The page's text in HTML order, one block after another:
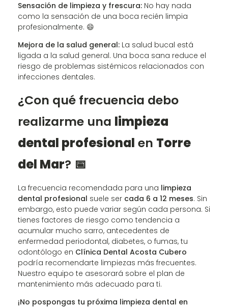
Sensación de limpieza y frescura: No hay nada
como la sensación de una boca recién limpia
profesionalmente. 😄
Mejora de la salud general: La salud bucal está
ligada a la salud general. Una boca sana reduce el
riesgo de problemas sistémicos relacionados con
infecciones dentales.
¿Con qué frecuencia debo
realizarme una limpieza
dental profesional en Torre
del Mar? 📅
La frecuencia recomendada para una limpieza
dental profesional suele ser cada 6 a 12 meses. Sin
embargo, esto puede variar según cada persona. Si
tienes factores de riesgo como tendencia a
acumular mucho sarro, antecedentes de
enfermedad periodontal, diabetes, o fumas, tu
odontólogo en Clínica Dental Acosta Cubero
podría recomendarte limpiezas más frecuentes.
Nuestro equipo te asesorará sobre el plan de
mantenimiento más adecuado para ti.
¡No pospongas tu próxima limpieza dental en